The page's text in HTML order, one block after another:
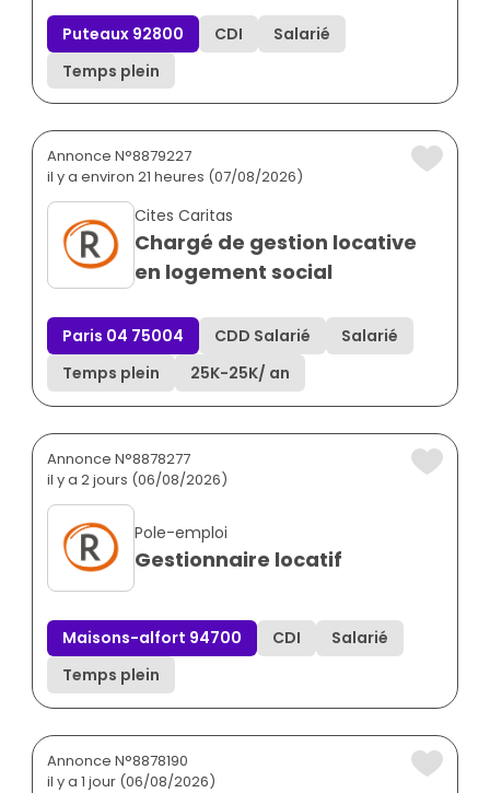
Puteaux 92800 CDI
Salarié
Temps plein
Annonce N°8879227
il y a environ 21 heures (07/08/2026)
Cites Caritas
Chargé de gestion locative
en logement social
Paris 04 75004 CDD Salarié
Salarié
Temps plein
25K-25K/ an
Annonce N°8878277
il y a 2 jours (06/08/2026)
Pole-emploi
Gestionnaire locatif
Maisons-alfort 94700 CDI
Salarié
Temps plein
Annonce N°8878190
il y a 1 jour (06/08/2026)